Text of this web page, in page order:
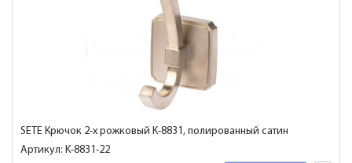
SETE Крючок 2-х рожковый K-8831, полированный сатин
Артикул: K-8831-22